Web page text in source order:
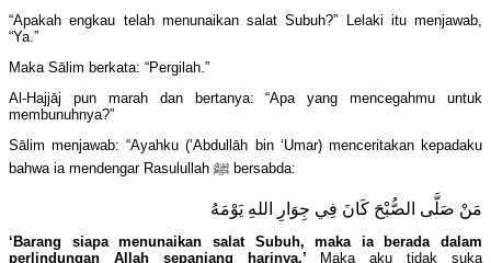
“Apakah engkau telah menunaikan salat Subuh?” Lelaki itu menjawab,
“Ya.”
Maka Sālim berkata: “Pergilah.”
Al-Hajjāj pun marah dan bertanya: “Apa yang mencegahmu untuk
membunuhnya?”
Sālim menjawab: “Ayahku (‘Abdullāh bin ‘Umar) menceritakan kepadaku
bahwa ia mendengar Rasulullah ﷺ bersabda:
مَنْ صَلَّى الصُّبْحَ كَانَ فِي جِوَارِ اللهِ يَوْمَهُ
‘Barang siapa menunaikan salat Subuh, maka ia berada dalam
perlindungan Allah sepanjang harinya.’ Maka aku tidak suka